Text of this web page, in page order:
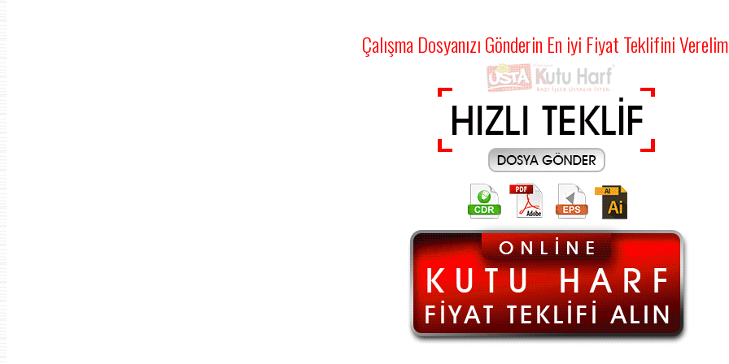
Çalışma Dosyanızı Gönderin En iyi Fiyat Teklifini